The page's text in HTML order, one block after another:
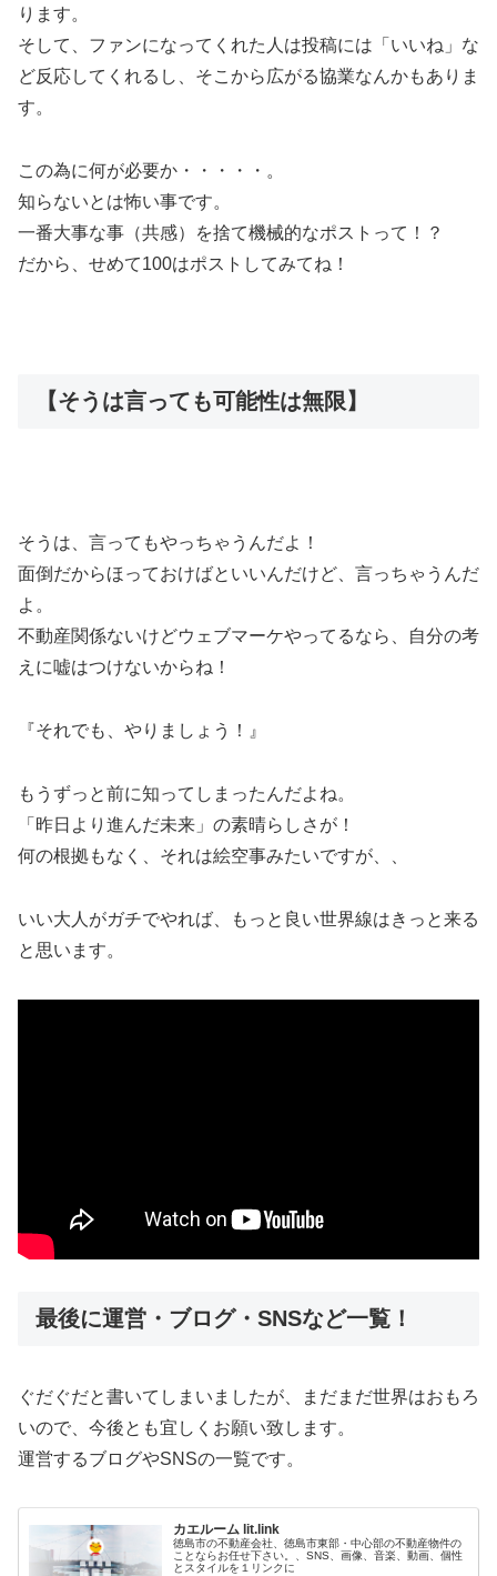
ります。
そして、ファンになってくれた人は投稿には「いいね」な
ど反応してくれるし、そこから広がる協業なんかもありま
す。
この為に何が必要か・・・・・。
知らないとは怖い事です。
一番大事な事（共感）を捨て機械的なポストって！？
だから、せめて100はポストしてみてね！
【そうは言っても可能性は無限】
そうは、言ってもやっちゃうんだよ！
面倒だからほっておけばといいんだけど、言っちゃうんだ
よ。
不動産関係ないけどウェブマーケやってるなら、自分の考
えに嘘はつけないからね！
『それでも、やりましょう！』
もうずっと前に知ってしまったんだよね。
「昨日より進んだ未来」の素晴らしさが！
何の根拠もなく、それは絵空事みたいですが、、
いい大人がガチでやれば、もっと良い世界線はきっと来る
と思います。
最後に運営・ブログ・SNSなど一覧！
ぐだぐだと書いてしまいましたが、まだまだ世界はおもろ
いので、今後とも宜しくお願い致します。
運営するブログやSNSの一覧です。
カエルーム lit.link
徳島市の不動産会社、徳島市東部・中心部の不動産物件の
ことならお任せ下さい。、SNS、画像、音楽、動画、個性
とスタイルを１リンクに